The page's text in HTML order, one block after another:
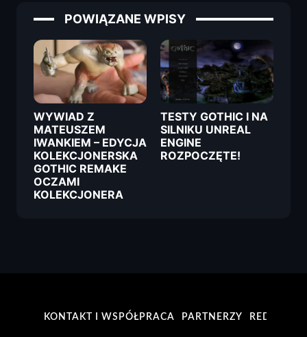
POWIĄZANE WPISY
WYWIAD Z
MATEUSZEM
IWANKIEM – EDYCJA
KOLEKCJONERSKA
GOTHIC REMAKE
OCZAMI
KOLEKCJONERA
TESTY GOTHIC I NA
SILNIKU UNREAL
ENGINE
ROZPOCZĘTE!
KONTAKT I WSPÓŁPRACA PARTNERZY REDAKCJA